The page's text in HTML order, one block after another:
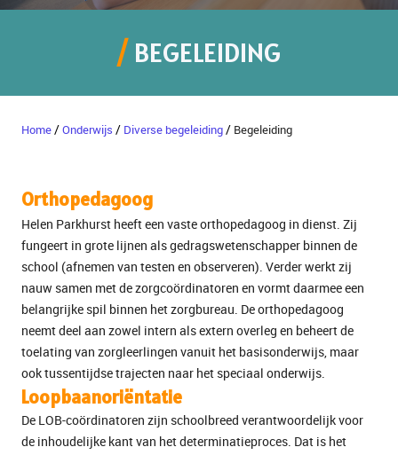
BEGELEIDING
Home/Onderwijs / Diverse begeleiding/ Begeleiding
Orthopedagoog
Helen Parkhurst heeft een vaste orthopedagoog in dienst. Zij
fungeert in grote lijnen als gedragswetenschapper binnen de
school (afnemen van testen en observeren). Verder werkt zij
nauw samen met de zorgcoördinatoren en vormt daarmee een
belangrijke spil binnen het zorgbureau. De orthopedagoog
neemt deel aan zowel intern als extern overleg en beheert de
toelating van zorgleerlingen vanuit het basisonderwijs, maar
ook tussentijdse trajecten naar het speciaal onderwijs.
Loopbaanoriëntatie
De LOB-coördinatoren zijn schoolbreed verantwoordelijk voor
de inhoudelijke kant van het determinatieproces. Dat is het